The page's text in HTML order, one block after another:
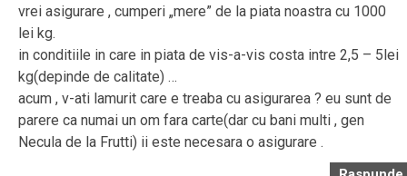
vrei asigurare , cumperi „mere” de la piata noastra cu 1000
lei kg.
in conditiile in care in piata de vis-a-vis costa intre 2,5 – 5lei
kg(depinde de calitate) …
acum , v-ati lamurit care e treaba cu asigurarea ? eu sunt de
parere ca numai un om fara carte(dar cu bani multi , gen
Necula de la Frutti) ii este necesara o asigurare .